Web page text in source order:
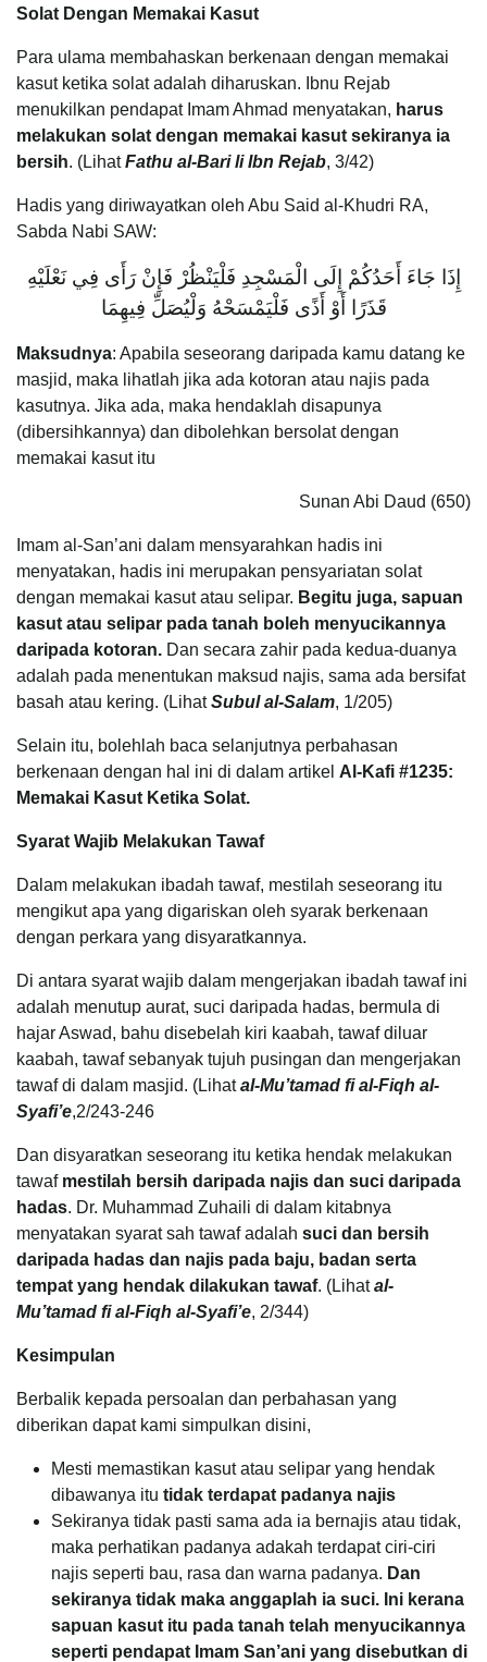
Solat Dengan Memakai Kasut
Para ulama membahaskan berkenaan dengan memakai
kasut ketika solat adalah diharuskan. Ibnu Rejab
menukilkan pendapat Imam Ahmad menyatakan, harus
melakukan solat dengan memakai kasut sekiranya ia
bersih. (LihatFathu al-Bari li Ibn Rejab, 3/42)
Hadis yang diriwayatkan oleh Abu Said al-Khudri RA,
Sabda Nabi SAW:
إِذَا جَاءَ أَحَدُكُمْ إِلَى الْمَسْجِدِ فَلْيَنْظُرْ فَإِنْ رَأَى فِي نَعْلَيْهِ
قَذَرًا أَوْ أَذًى فَلْيَمْسَحْهُ وَلْيُصَلِّ فِيهِمَا
Maksudnya: Apabila seseorang daripada kamu datang ke
masjid, maka lihatlah jika ada kotoran atau najis pada
kasutnya. Jika ada, maka hendaklah disapunya
(dibersihkannya) dan dibolehkan bersolat dengan
memakai kasut itu
Sunan Abi Daud (650)
Imam al-San’ani dalam mensyarahkan hadis ini
menyatakan, hadis ini merupakan pensyariatan solat
dengan memakai kasut atau selipar. Begitu juga, sapuan
kasut atau selipar pada tanah boleh menyucikannya
daripada kotoran. Dan secara zahir pada kedua-duanya
adalah pada menentukan maksud najis, sama ada bersifat
basah atau kering. (LihatSubul al-Salam, 1/205)
Selain itu, bolehlah baca selanjutnya perbahasan
berkenaan dengan hal ini di dalam artikel Al-Kafi #1235:
Memakai Kasut Ketika Solat.
Syarat Wajib Melakukan Tawaf
Dalam melakukan ibadah tawaf, mestilah seseorang itu
mengikut apa yang digariskan oleh syarak berkenaan
dengan perkara yang disyaratkannya.
Di antara syarat wajib dalam mengerjakan ibadah tawaf ini
adalah menutup aurat, suci daripada hadas, bermula di
hajar Aswad, bahu disebelah kiri kaabah, tawaf diluar
kaabah, tawaf sebanyak tujuh pusingan dan mengerjakan
tawaf di dalam masjid. (Lihatal-Mu’tamad fi al-Fiqh al-
Syafi’e,2/243-246
Dan disyaratkan seseorang itu ketika hendak melakukan
tawaf mestilah bersih daripada najis dan suci daripada
hadas. Dr. Muhammad Zuhaili di dalam kitabnya
menyatakan syarat sah tawaf adalah suci dan bersih
daripada hadas dan najis pada baju, badan serta
tempat yang hendak dilakukan tawaf. (Lihatal-
Mu’tamad fi al-Fiqh al-Syafi’e, 2/344)
Kesimpulan
Berbalik kepada persoalan dan perbahasan yang
diberikan dapat kami simpulkan disini,
Mesti memastikan kasut atau selipar yang hendak
dibawanya itu tidak terdapat padanya najis
Sekiranya tidak pasti sama ada ia bernajis atau tidak,
maka perhatikan padanya adakah terdapat ciri-ciri
najis seperti bau, rasa dan warna padanya. Dan
sekiranya tidak maka anggaplah ia suci. Ini kerana
sapuan kasut itu pada tanah telah menyucikannya
seperti pendapat Imam San’ani yang disebutkan di